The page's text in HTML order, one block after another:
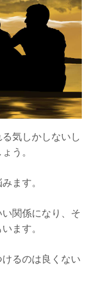
気しかしないし
う。
ます。
関係になり、そ
ます。
るのは良くない